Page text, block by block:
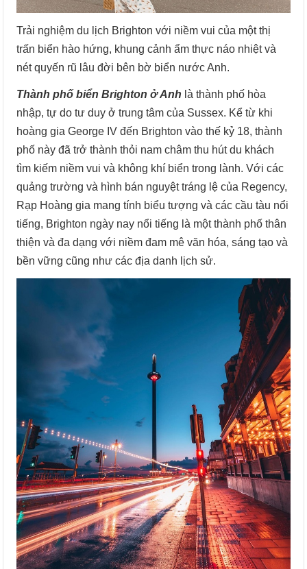
Trải nghiệm du lịch Brighton với niềm vui của một thị
trấn biển hào hứng, khung cảnh ẩm thực náo nhiệt và
nét quyến rũ lâu đời bên bờ biển nước Anh.
Thành phố biển Brighton ở Anh là thành phố hòa
nhập, tự do tư duy ở trung tâm của Sussex. Kể từ khi
hoàng gia George IV đến Brighton vào thế kỷ 18, thành
phố này đã trở thành thỏi nam châm thu hút du khách
tìm kiếm niềm vui và không khí biển trong lành. Với các
quảng trường và hình bán nguyệt tráng lệ của Regency,
Rạp Hoàng gia mang tính biểu tượng và các cầu tàu nổi
tiếng, Brighton ngày nay nổi tiếng là một thành phố thân
thiện và đa dạng với niềm đam mê văn hóa, sáng tạo và
bền vững cũng như các địa danh lịch sử.